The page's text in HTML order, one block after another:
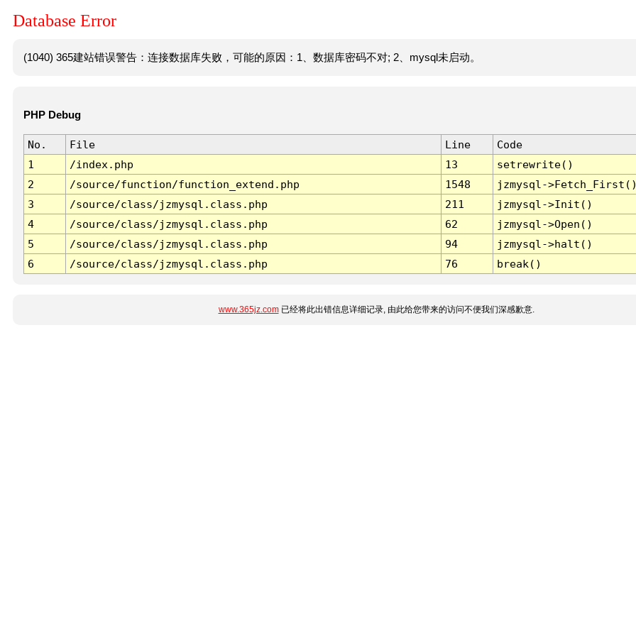
Database Error
(1040) 365建站错误警告：连接数据库失败，可能的原因：1、数据库密码不对; 2、mysql未启动。
PHP Debug
No. File Line
Code
1
/index.php 13
setrewrite()
2
/source/function/function_extend.php 1548
jzmysql-
3
/source/class/jzmysql.class.php 211
jzmysql->Init()
4
/source/class/jzmysql.class.php 62
jzmysql->Open()
5
/source/class/jzmysql.class.php 94
jzmysql->halt()
6
/source/class/jzmysql.class.php 76 break()
www.365jz.com已经将此出错信息详细记录, 由此给您带来的访问不便我们深感歉意.